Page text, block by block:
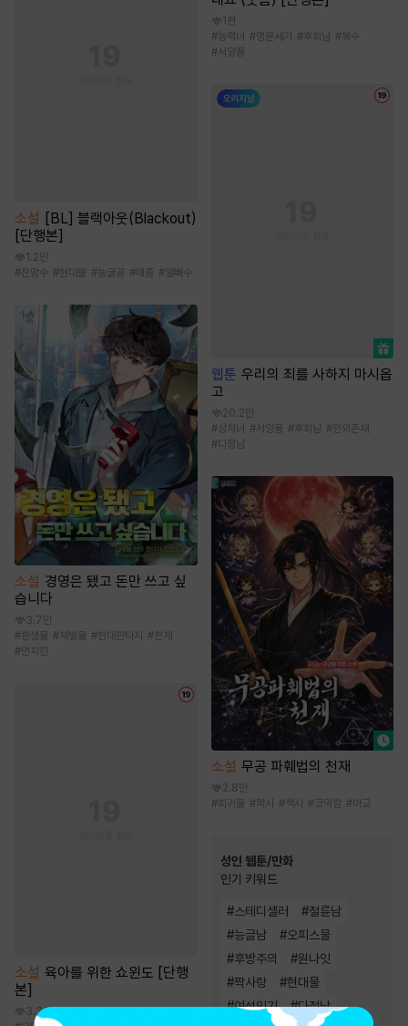
소설 [BL] 블랙아웃(Blackout)
[단행본]
1.2만
#잔망수 #현대물 #능글공 #애증 #얼빠수
소설 경영은 됐고 돈만 쓰고 싶
습니다
3.7만
# 환생물 # 재벌물 #현대판타지 #천재
#먼치킨
소설 육아를 위한 쇼윈도 [단행
본]
3.3천
1천
#능력녀 #명문세가 #후회남 #복수
#서양풍
웹툰 우리의 죄를 사하지 마시옵
고
20.2만
#상처녀 #서양풍 #후회남 #인외존재
#다정남
소설 무공 파훼법의 천재
2.8만
#회귀물 #학사 #책사 #코믹함 #마교
성인 웹툰/만화
인기 키워드
#스테디셀러 #절륜남
#능글남 #오피스물
#후방주의 #원나잇
#짝사랑 #현대물
#여성인기 #다정남